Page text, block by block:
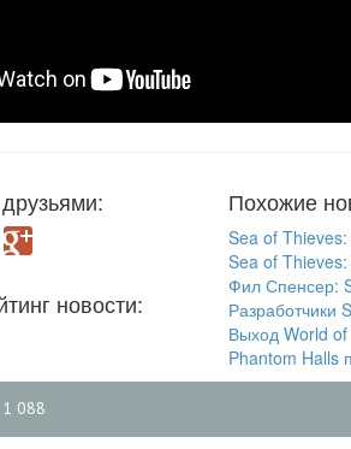
новости:
Похожие
Sea of
Sea of Thieves:
Фил Спенсер:
Разработчики
Выход World of
Phantom Halls
1 088